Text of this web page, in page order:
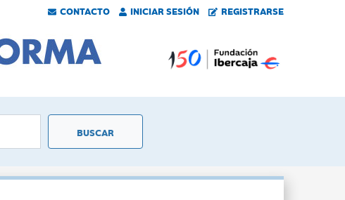
CONTACTO INICIAR SESIÓN REGISTRARSE